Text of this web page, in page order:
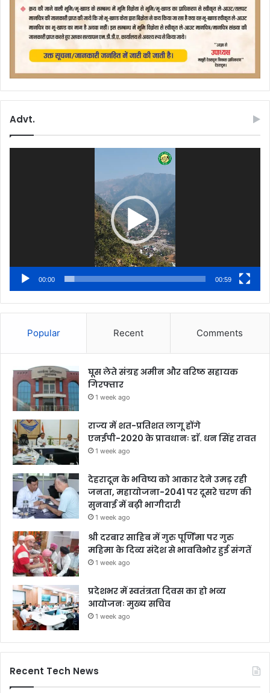
Advt.
00:00 00:59
Popular Recent Comments
घूस लेते संग्रह अमीन और वरिष्ठ सहायक
गिरफ्तार
1 week ago
राज्य में शत-प्रतिशत लागू होंगे
एनईपी-2020 के प्रावधानः डाॅ. धन सिंह रावत
1 week ago
देहरादून के भविष्य को आकार देने उमड़ रही
जनता, महायोजना-2041 पर दूसरे चरण की
सुनवाई में बढ़ी भागीदारी
1 week ago
श्री दरबार साहिब में गुरु पूर्णिमा पर गुरु
महिमा के दिव्य संदेश से भावविभोर हुई संगतें
1 week ago
प्रदेशभर में स्वतंत्रता दिवस का हो भव्य
आयोजनः मुख्य सचिव
1 week ago
Recent Tech News